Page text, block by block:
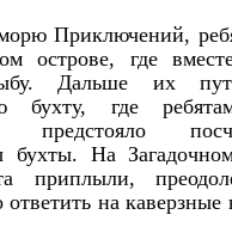
Приключений,
острове, где
Дальше их
бухту, где
предстояло
На Загадочном
приплыли,
ответить на